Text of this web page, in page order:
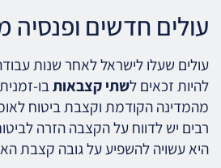
עולים חדשים ופנסיה
עולים שעלו לישראל לאחר שנות
להיות זכאים לשתי קצבאותבו-
מהמדינה הקודמת וקצבת ביטוח
רבים יש לדווח על הקצבה הזרה
היא עשויה להשפיע על גובה קצבת